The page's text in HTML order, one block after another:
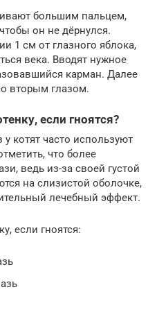
большим пальцем,
он не дёрнулся.
1 см от глазного яблока,
века. Вводят нужное
карман. Далее
вторым глазом.
если гноятся?
котят часто используют
что более
ведь из-за своей густой
на слизистой оболочке,
лечебный эффект.
если гноятся: